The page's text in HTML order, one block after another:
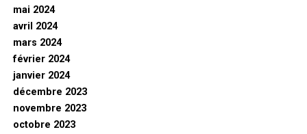
mai 2024
avril 2024
mars 2024
février 2024
janvier 2024
décembre 2023
novembre 2023
octobre 2023